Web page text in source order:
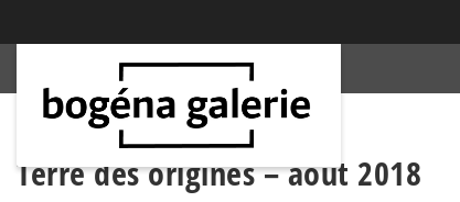
Terre des origines – août 2018